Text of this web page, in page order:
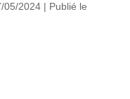
05/2024 | Publié le